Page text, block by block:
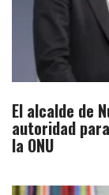
El alcalde de
autoridad
la ONU